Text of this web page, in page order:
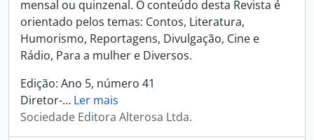
mensal ou quinzenal. O conteúdo desta Revista é
orientado pelos temas: Contos, Literatura,
Humorismo, Reportagens, Divulgação, Cine e
Rádio, Para a mulher e Diversos.
Edição: Ano 5, número 41
Diretor-… Ler mais
Sociedade Editora Alterosa Ltda.